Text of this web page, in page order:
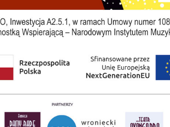
Ustawienia
Szanujemy Twoją prywatność. Możesz
cookies lub zaakceptować je wszystkie. W
momencie możesz dokonać zmiany swoich
Niezbędne